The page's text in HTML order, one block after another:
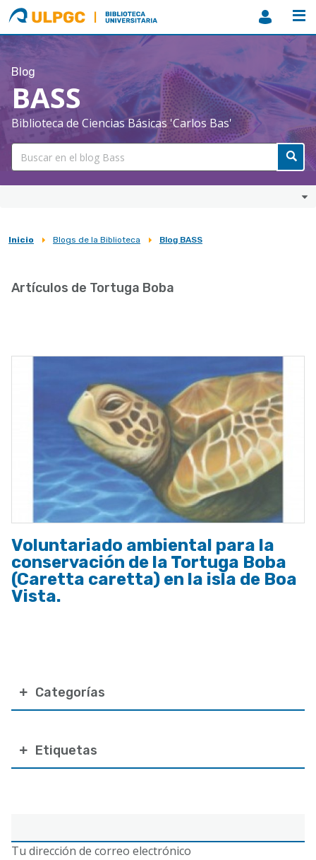
ULPGC
Biblioteca
ULPGC
Blog
BASS
Biblioteca de Ciencias Básicas 'Carlos Bas'
Sobrescribir
de
la
navegación
Inicio Blogs de la Biblioteca Blog BASS
electrónico
Tu dirección de correo electrónico
Categorías
Etiquetas
Artículos de Tortuga Boba
Voluntariado ambiental para la
conservación de la Tortuga Boba
(Caretta caretta) en la isla de Boa
Vista.